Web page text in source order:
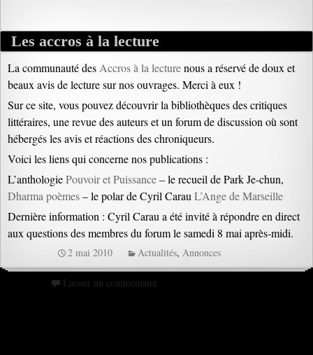
Les accros à la lecture
La communauté des Accros à la lecturenous a réservé de doux et
beaux avis de lecture sur nos ouvrages. Merci à eux !
Sur ce site, vous pouvez découvrir la bibliothèques des critiques
littéraires, une revue des auteurs et un forum de discussion où sont
hébergés les avis et réactions des chroniqueurs.
Voici les liens qui concerne nos publications :
L’anthologiePouvoir et Puissance– le recueil de Park Je-chun,
Dharma poèmes– le polar de Cyril Carau L’Ange de Marseille
Dernière information : Cyril Carau a été invité à répondre en direct
aux questions des membres du forum le samedi 8 mai après-midi.
2 mai 2010 Actualités,Annonces
Laisser un commentaire